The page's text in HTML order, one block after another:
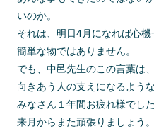
いのか。
それは、明日4月になれば心
簡単な物ではありません。
でも、中邑先生のこの言葉は
向きあう人の支えになるよう
みなさん１年間お疲れ様でした
来月からまた頑張りましょう。